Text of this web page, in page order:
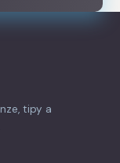
tipy a